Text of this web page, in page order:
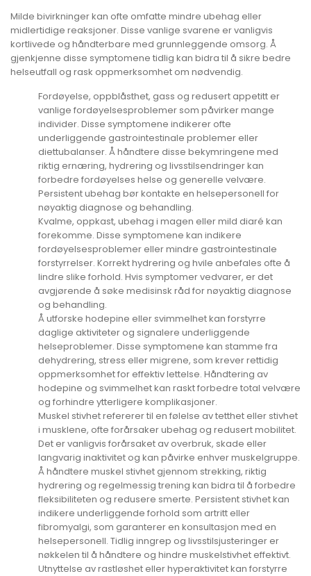
Milde bivirkninger kan ofte omfatte mindre ubehag eller
midlertidige reaksjoner. Disse vanlige svarene er vanligvis
kortlivede og håndterbare med grunnleggende omsorg. Å
gjenkjenne disse symptomene tidlig kan bidra til å sikre bedre
helseutfall og rask oppmerksomhet om nødvendig.
Fordøyelse, oppblåsthet, gass og redusert appetitt er
vanlige fordøyelsesproblemer som påvirker mange
individer. Disse symptomene indikerer ofte
underliggende gastrointestinale problemer eller
diettubalanser. Å håndtere disse bekymringene med
riktig ernæring, hydrering og livsstilsendringer kan
forbedre fordøyelses helse og generelle velvære.
Persistent ubehag bør kontakte en helsepersonell for
nøyaktig diagnose og behandling.
Kvalme, oppkast, ubehag i magen eller mild diaré kan
forekomme. Disse symptomene kan indikere
fordøyelsesproblemer eller mindre gastrointestinale
forstyrrelser. Korrekt hydrering og hvile anbefales ofte å
lindre slike forhold. Hvis symptomer vedvarer, er det
avgjørende å søke medisinsk råd for nøyaktig diagnose
og behandling.
Å utforske hodepine eller svimmelhet kan forstyrre
daglige aktiviteter og signalere underliggende
helseproblemer. Disse symptomene kan stamme fra
dehydrering, stress eller migrene, som krever rettidig
oppmerksomhet for effektiv lettelse. Håndtering av
hodepine og svimmelhet kan raskt forbedre total velvære
og forhindre ytterligere komplikasjoner.
Muskel stivhet refererer til en følelse av tetthet eller stivhet
i musklene, ofte forårsaker ubehag og redusert mobilitet.
Det er vanligvis forårsaket av overbruk, skade eller
langvarig inaktivitet og kan påvirke enhver muskelgruppe.
Å håndtere muskel stivhet gjennom strekking, riktig
hydrering og regelmessig trening kan bidra til å forbedre
fleksibiliteten og redusere smerte. Persistent stivhet kan
indikere underliggende forhold som artritt eller
fibromyalgi, som garanterer en konsultasjon med en
helsepersonell. Tidlig inngrep og livsstilsjusteringer er
nøkkelen til å håndtere og hindre muskelstivhet effektivt.
Utnyttelse av rastløshet eller hyperaktivitet kan forstyrre